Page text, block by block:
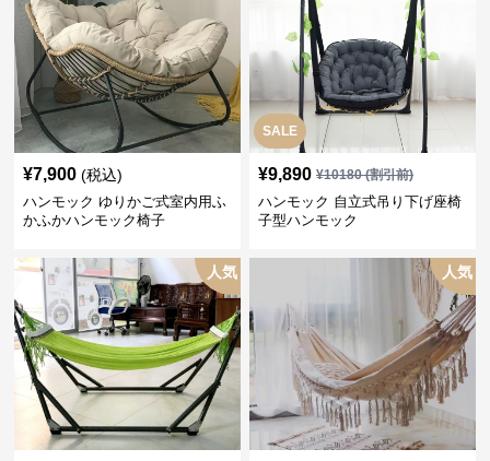
¥7,900 (税込)
ハンモック ゆりかご式室内用ふ
かふかハンモック椅子
SALE
¥9,890 ¥10180(割引前)
ハンモック 自立式吊り下げ座椅
子型ハンモック
人気 人気